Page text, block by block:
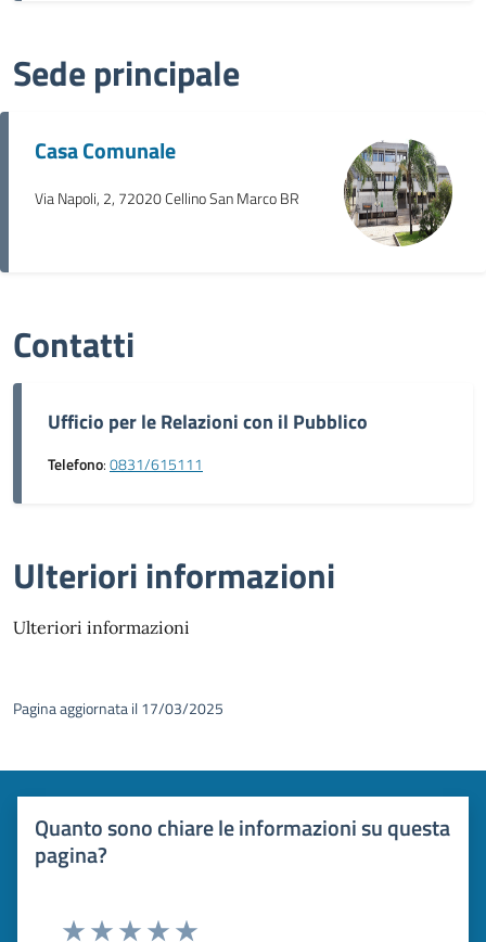
Sede principale
Casa Comunale
Via Napoli, 2, 72020 Cellino San Marco BR
Contatti
Ufficio per le Relazioni con il Pubblico
Telefono:0831/615111
Ulteriori informazioni
Ulteriori informazioni
Pagina aggiornata il 17/03/2025
Quanto sono chiare le informazioni su questa
pagina?